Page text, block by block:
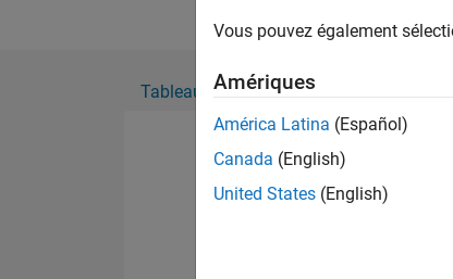
Tableau de bord Badges
Vous pouvez également
Amériques
América Latina (Español)
Canada (English)
United States (English)